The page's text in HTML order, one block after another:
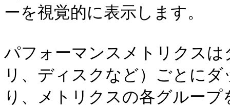
ーを視覚的に表示します。
パフォーマンスメトリクスは
リ、ディスクなど）ごとに
り、メトリクスの各グルー